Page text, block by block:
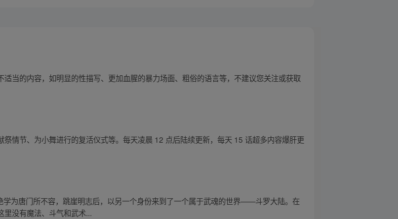
当的内容，如明显的性描写、更加血腥的暴力场面、粗俗的语言等，不建议您关注或获取
祭情节、为小舞进行的复活仪式等。每天凌晨 12 点后陆续更新，每天 15 话超多内容爆肝更
学为唐门所不容，跳崖明志后，以另一个身份来到了一个属于武魂的世界——斗罗大陆。在
里没有魔法、斗气和武术...